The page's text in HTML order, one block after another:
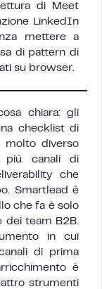
di Meet
LinkedIn
mettere a
di pattern di
su browser.
chiara: gli
checklist di
molto diverso
più canali di
che
Smartlead è
che fa è solo
team B2B.
in cui
di prima
è
strumenti